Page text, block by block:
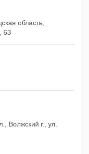
область,
63
Волжский г., ул.